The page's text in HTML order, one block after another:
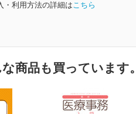
・利用方法の詳細はこちら
商品も買っています。